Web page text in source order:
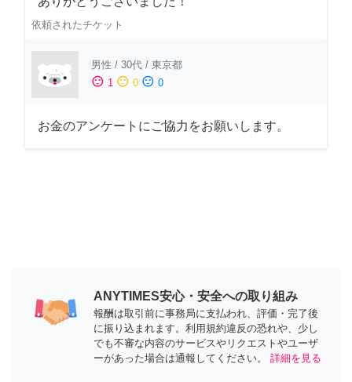
依頼されたチケット
男性 / 30代 / 東京都
sentiment_satisfied 1 sentiment_neutral 0 sentiment_dissatisfied 0
お金のアンケートにご協力をお願いします。
ANYTIMES安心・安全への取り組み
報酬は取引前に事務局に支払われ、評価・完了後
に振り込まれます。利用規約違反の恐れや、少し
でも不審な内容のサービスやリクエストやユーザ
ーがあった場合は通報してください。
詳細を見る